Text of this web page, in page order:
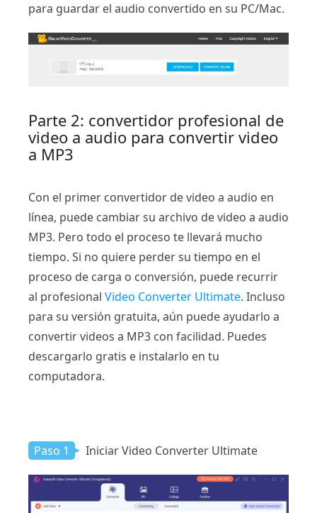
para guardar el audio convertido en su PC/Mac.
Parte 2: convertidor profesional de
video a audio para convertir video
a MP3
Con el primer convertidor de video a audio en
línea, puede cambiar su archivo de video a audio
MP3. Pero todo el proceso te llevará mucho
tiempo. Si no quiere perder su tiempo en el
proceso de carga o conversión, puede recurrir
al profesional Video Converter Ultimate. Incluso
para su versión gratuita, aún puede ayudarlo a
convertir videos a MP3 con facilidad. Puedes
descargarlo gratis e instalarlo en tu
computadora.
Paso 1 Iniciar Video Converter Ultimate